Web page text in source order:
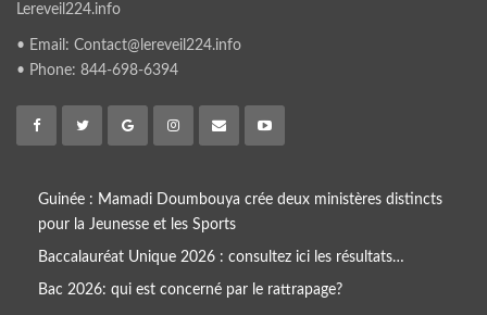
Lereveil224.info
• Email: Contact@lereveil224.info
• Phone: 844-698-6394
Guinée : Mamadi Doumbouya crée deux ministères distincts
pour la Jeunesse et les Sports
Baccalauréat Unique 2026 : consultez ici les résultats…
Bac 2026: qui est concerné par le rattrapage?